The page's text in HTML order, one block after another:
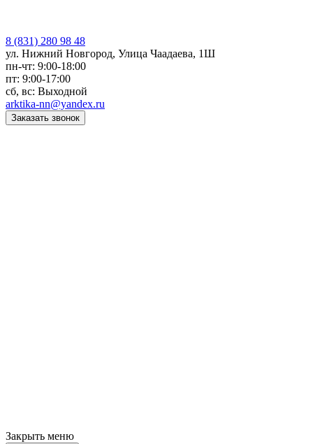
8 (831) 280 98 48
ул. Нижний Новгород, Улица Чаадаева, 1Ш
пн-чт: 9:00-18:00
пт: 9:00-17:00
сб, вс: Выходной
arktika-nn@yandex.ru
Заказать звонок
Закрыть меню